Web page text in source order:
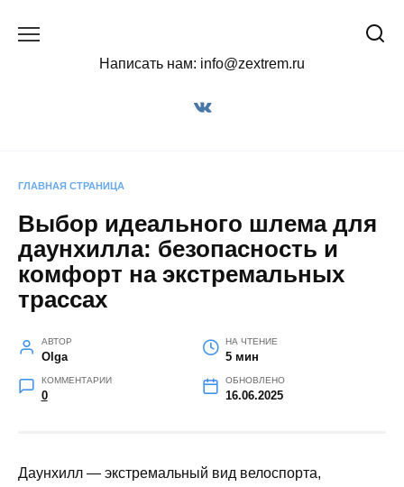
Написать нам: info@zextrem.ru
ГЛАВНАЯ СТРАНИЦА
Выбор идеального шлема для
даунхилла: безопасность и
комфорт на экстремальных
трассах
АВТОР
Olga
НА ЧТЕНИЕ
5 мин
КОММЕНТАРИИ
0
ОБНОВЛЕНО
16.06.2025
Даунхилл — экстремальный вид велоспорта,